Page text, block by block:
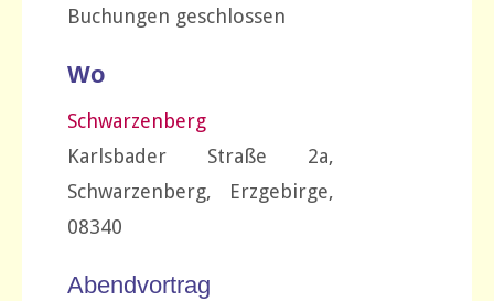
Buchungen geschlossen
Wo
Schwarzenberg
Karlsbader Straße 2a,
Schwarzenberg, Erzgebirge,
08340
Abendvortrag